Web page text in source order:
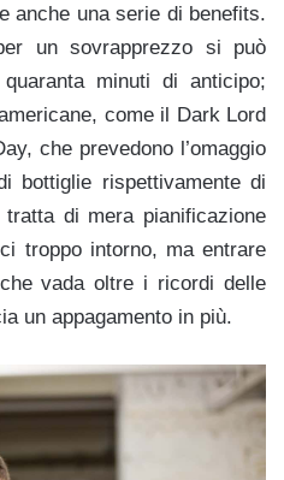
anche una serie di benefits.
un sovrapprezzo si può
minuti di anticipo;
come il Dark Lord
che prevedono l’omaggio
bottiglie rispettivamente di
di mera pianificazione
troppo intorno, ma entrare
vada oltre i ricordi delle
un appagamento in più.